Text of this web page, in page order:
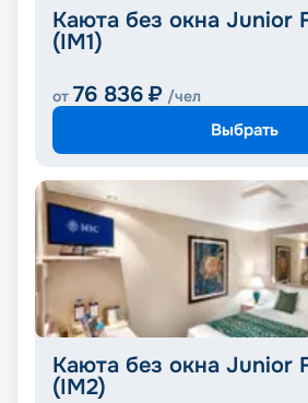
Каюта без окна Junior
(IM1)
от 76 836 ₽ /чел
Выбрать
Каюта без окна Junior
(IM2)